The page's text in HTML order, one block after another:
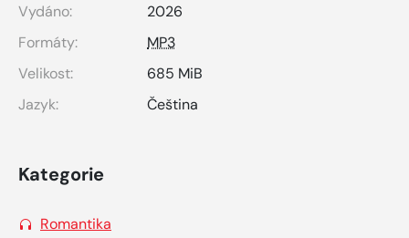
Vydáno:
2026
Formáty:
MP3
Velikost:
685 MiB
Jazyk:
Čeština
Kategorie
Romantika